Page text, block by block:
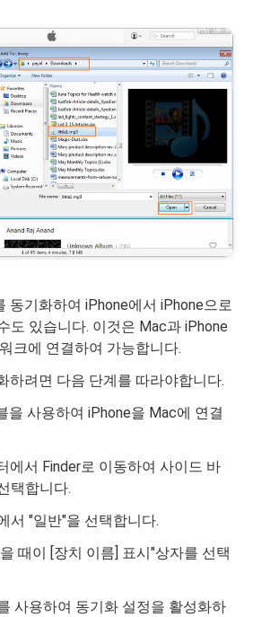
동기화하여 iPhone에서 iPhone으로
도 있습니다. 이것은 Mac과 iPhone
크에 연결하여 가능합니다.
하려면 다음 단계를 따라야합니다.
을 사용하여 iPhone을 Mac에 연결
에서 Finder로 이동하여 사이드 바
택합니다.
서 "일반"을 선택합니다.
때이 [장치 이름] 표시"상자를 선택
사용하여 동기화 설정을 활성화하